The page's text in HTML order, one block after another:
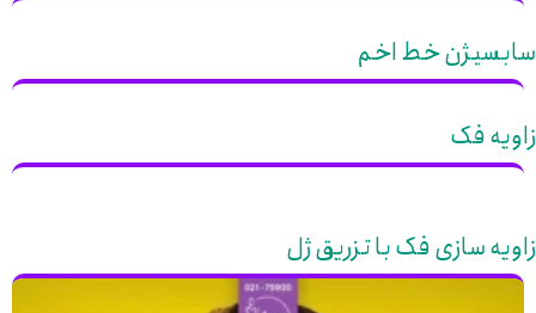
سابسیژن خط اخم
زاویه فک
زاویه سازی فک با تزریق ژل